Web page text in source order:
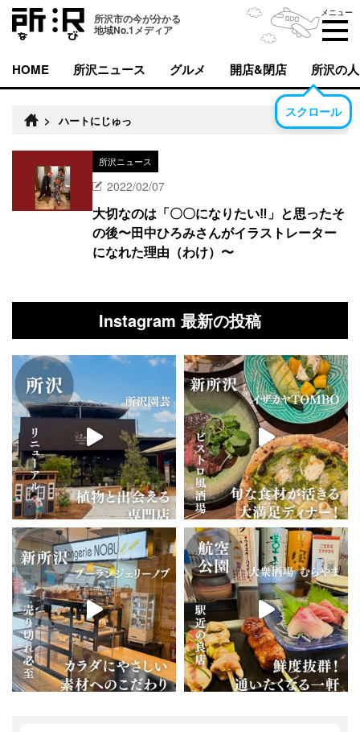
所沢市の今が分かる
地域No.1メディア
メニュー
HOME 所沢ニュース グルメ 開店&閉店 所沢の人
スクロール
> ハートにじゅっ
所沢ニュース
2022/02/07
大切なのは「〇〇になりたい‼︎」と思ったそ
の後〜田中ひろみさんがイラストレーター
になれた理由（わけ）〜
Instagram 最新の投稿